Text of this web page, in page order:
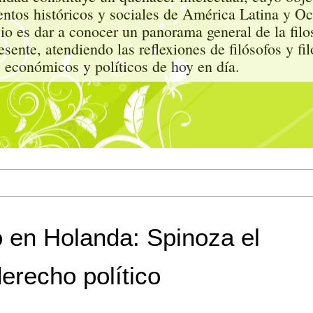
históricos y sociales de América Latina y
es dar a conocer un panorama general de la
atendiendo las reflexiones de filósofos y
y políticos de hoy en día.
Holanda: Spinoza el
político